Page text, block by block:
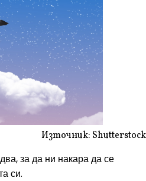
Източник: Shutterstock
за да ни накара да се
си.